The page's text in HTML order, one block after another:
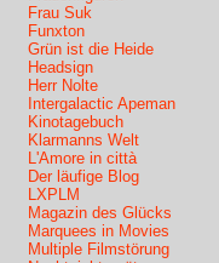
Frau Suk
Funxton
Grün ist die Heide
Headsign
Herr Nolte
Intergalactic Apeman
Kinotagebuch
Klarmanns Welt
L'Amore in città
Der läufige Blog
LXPLM
Magazin des Glücks
Marquees in Movies
Multiple Filmstörung